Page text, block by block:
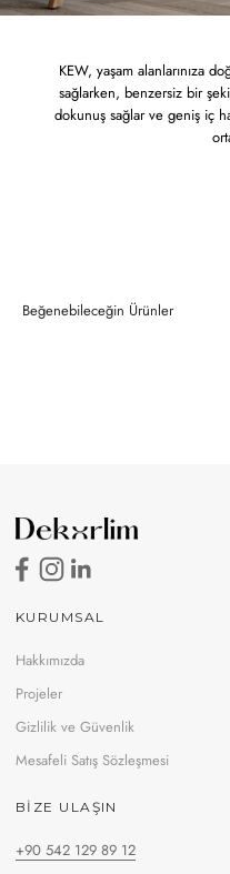
KEW, yaşam alanlarınıza
sağlarken, benzersiz bir
dokunuş sağlar ve geniş iç
KURUMSAL
Hakkımızda
Projeler
Gizlilik ve Güvenlik
Mesafeli Satış Sözleşmesi
BIZE ULAŞIN
+90 542 129 89 12